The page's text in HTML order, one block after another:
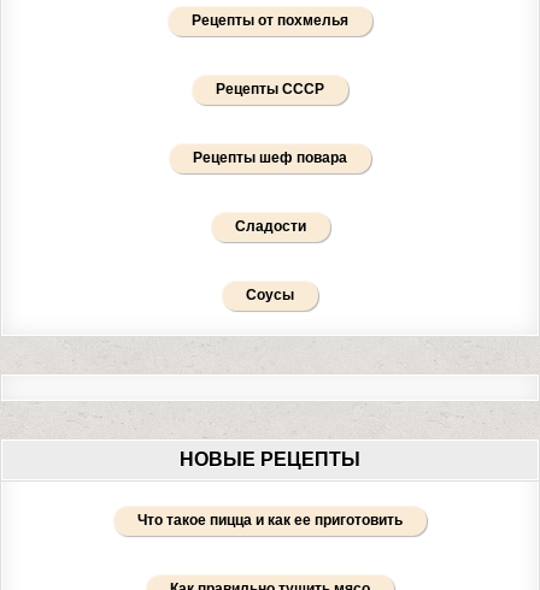
Рецепты от похмелья
Рецепты СССР
Рецепты шеф повара
Сладости
Соусы
НОВЫЕ РЕЦЕПТЫ
Что такое пицца и как ее приготовить